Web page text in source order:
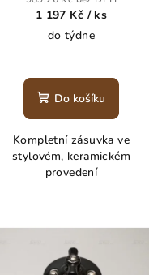
1 197 Kč / ks
do týdne
Do košíku
Kompletní zásuvka ve
stylovém, keramickém
provedení